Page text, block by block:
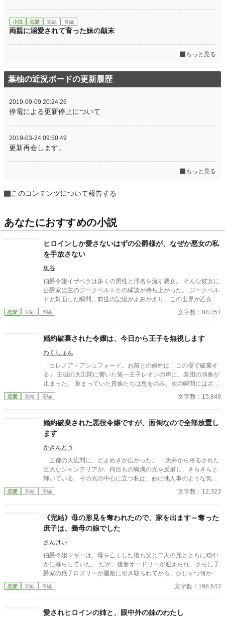
小説 恋愛 完結 長編
両親に溺愛されて育った妹の顛末
もっと見る
葉柚の近況ボードの更新履歴
2019-09-09 20:24:26
停電による更新停止について
2019-03-24 09:50:49
更新再会します。
もっと見る
このコンテンツについて報告する
あなたにおすすめの小説
ヒロインしか愛さないはずの公爵様が、なぜか悪女の私
を手放さない
魚谷
伯爵令嬢イザベラは多くの男性と浮名を流す悪女。 そんな彼女に
公爵家当主のジークベルトとの縁談が持ち上がった。 ジークベル
トと対面した瞬間、前世の記憶がよみがえり、この世界が乙女ゲ
ームであることを自覚する。 イザベラは、主要攻略キャラのジー
クベルトの裏の顔を知ってしまったがために、冒頭で殺されてし
たイザベラは最弱魔法と言われる付与魔法と前世の知識を頼りに
便利グッズを発明し、離婚にそなえて資金を確保する。 いよいよ
ジークベルトが、乙女ゲームのヒロインと出会う。 離婚を切り出
されることを待っていたイザベラだったが、ジークベルトは平然
としていて。 「どうして俺がお前以外の女を愛さなければならな
いんだ？」 予想外の溺愛が始まってしまう！ （世界の平和のため
恋愛 完結 長編 文字数：88,751
婚約破棄された令嬢は、今日から王子を無視します
わくしょん
「エレノア・アシュフォード。お前との婚約は、この場で破棄す
る」 王城の大広間に響いた第一王子レオンの声に、楽団の演奏が
止まった。 集まっていた貴族たちは息をのみ、次の瞬間にはざわ
めきが広がる。 エレノアはゆっくりと顔を上げた。 目の前では、
王子が腰に手を回した美しい令嬢――侯爵令嬢セシリアが勝ち誇
恋愛 完結 長編 文字数：15,849
婚約破棄された悪役令嬢ですが、面倒なので全部放置し
ます
かきんとう
王都の大広間に、どよめきが広がった。 天井から吊るされた
巨大なシャンデリアが、何百もの蝋燭の光を反射し、きらきらと
輝いている。その光の中心に立つ私は、妙に他人事のような気分
で、その場の空気を眺めていた。 「エレノア・フォン・リーベル
ト！ 私は貴様との婚約をここに破棄する！」 高らかに宣言し
った。 周囲の貴族たちが一斉に息を呑み、次の瞬間には小声の
ざわめきが連鎖のように広がっていく。 ――ああ、ついに来た
のね。
恋愛 完結 長編 文字数：12,323
《完結》母の形見を奪われたので、家を出ます～奪った
庶子は、義母の娘でした
さんけい
伯爵令嬢マギーは、母を亡くした後も父と二人の兄とともに穏や
かに暮らしていた。 だが、後妻オードリーが迎えられ、さらに子
爵家の庶子ロズリーが屋敷に引き取られてから、少しずつ何かが
変わっていく。 「ロズリーは可哀想なのだから」 「マギーには、
ほかにもあるのだから」 そう言われるたび、マギーの場所は屋敷
ズリーを庇うばかり。 このままでは家族を憎んでしまう。 そう思
恋愛 完結 長編 文字数：198,643
愛されヒロインの姉と、眼中外の妹のわたし